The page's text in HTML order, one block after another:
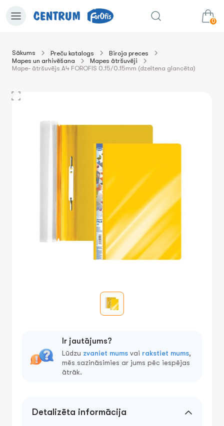
0
uz grozu Summa: 0.00€
Sākums Preču katalogs
Biroja preces
Mapes un arhivēšana
Mapes ātršuvēji
Mape- ātršuvējs A4 FOROFIS 0.15/0.15mm (dzeltena glancēta)
Ir jautājums?
Lūdzu zvaniet mums vai rakstiet mums,
mēs sazināsimies ar jums pēc iespējas
ātrāk.
Detalizēta informācija